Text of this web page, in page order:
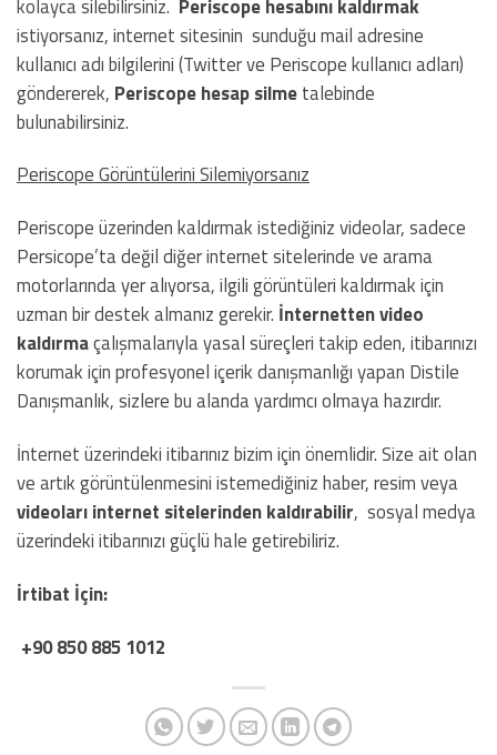
kolayca silebilirsiniz. Periscope hesabını kaldırmak
istiyorsanız, internet sitesinin sunduğu mail adresine
kullanıcı adı bilgilerini (Twitter ve Periscope kullanıcı adları)
göndererek, Periscope hesap silmetalebinde
bulunabilirsiniz.
Periscope Görüntülerini Silemiyorsanız
Periscope üzerinden kaldırmak istediğiniz videolar, sadece
Persicope’ta değil diğer internet sitelerinde ve arama
motorlarında yer alıyorsa, ilgili görüntüleri kaldırmak için
uzman bir destek almanız gerekir. İnternetten video
kaldırmaçalışmalarıyla yasal süreçleri takip eden, itibarınızı
korumak için profesyonel içerik danışmanlığı yapan Distile
Danışmanlık, sizlere bu alanda yardımcı olmaya hazırdır.
İnternet üzerindeki itibarınız bizim için önemlidir. Size ait olan
ve artık görüntülenmesini istemediğiniz haber, resim veya
videoları internet sitelerinden kaldırabilir, sosyal medya
üzerindeki itibarınızı güçlü hale getirebiliriz.
İrtibat İçin:
+90 850 885 1012